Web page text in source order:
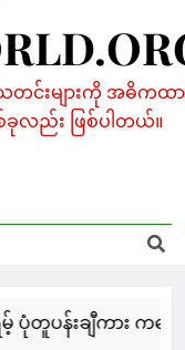
တင်းများကို အဓိကထာ
လည်း ဖြစ်ပါတယ်။
ပန်းချီကား ကနေဒါ